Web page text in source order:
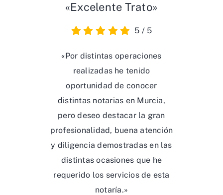
«Excelente Trato»
5 / 5
«Por distintas operaciones
realizadas he tenido
oportunidad de conocer
distintas notarias en Murcia,
pero deseo destacar la gran
profesionalidad, buena atención
y diligencia demostradas en las
distintas ocasiones que he
requerido los servicios de esta
notaría.»